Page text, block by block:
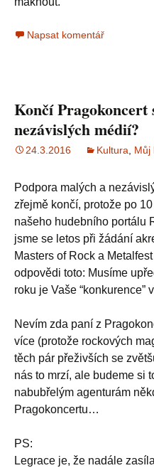
Napsat komentář
Končí Pragokoncert
nezávislých médií?
24.3.2016 Kultura, Můj
Podpora malých a
zřejmě končí, protože po
našeho hudebního portálu
jsme se letos při žádání
Masters of Rock a
odpovědi toto: Musíme
roku je Vaše “konkurence”
Nevím zda paní z
více (protože rockových
těch pár přeživších se
nás to mrzí, ale budeme si
nabubřelým agenturám
Pragokoncertu…
PS:
Legrace je, že nadále